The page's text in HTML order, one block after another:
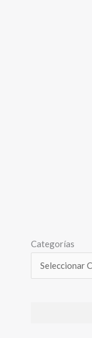
Categorías